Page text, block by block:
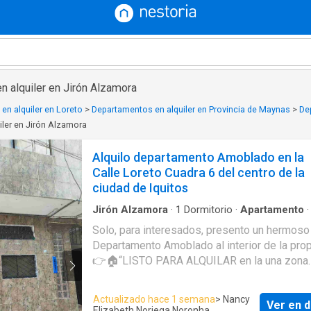
alquiler en Jirón Alzamora
alquiler en Loreto > Departamentos en alquiler en Provincia de Maynas >
en Jirón Alzamora
Alquilo departamento Amoblado en la
Calle Loreto Cuadra 6 del centro de la
ciudad de Iquitos
Jirón Alzamora · 1 Dormitorio · Apartamento ·
Solo, para interesados, presento un hermoso
Departamento Amoblado al interior de la
👉🏠“LISTO PARA ALQUILAR en la una zona
Ubicado el la calle Loreto cuadra 6 cerca la
UNAP, al IE Barcia Boniffaty a 5 min. de la
Actualizado hace 1 semana> Nancy
Ver en